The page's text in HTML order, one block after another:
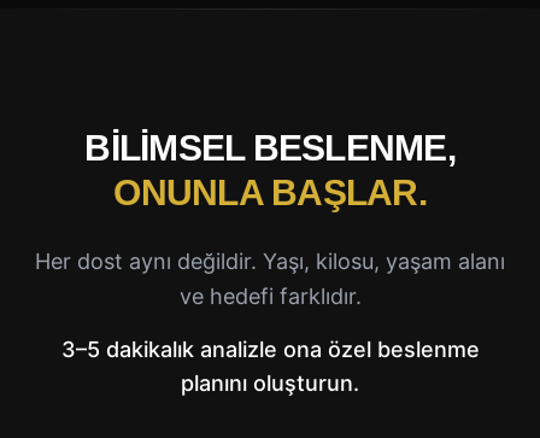
BILIMSEL BESLENME,
ONUNLA BAŞLAR.
Her dost aynı değildir. Yaşı, kilosu, yaşam alanı
ve hedefi farklıdır.
3–5 dakikalık analizle ona özel beslenme
planını oluşturun.